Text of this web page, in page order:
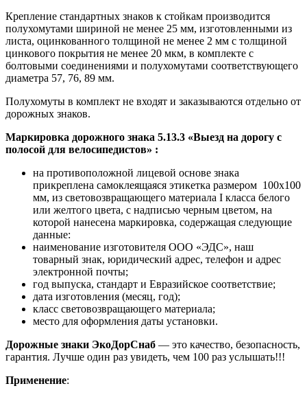
Крепление стандартных знаков к стойкам производится
полухомутами шириной не менее 25 мм, изготовленными из
листа, оцинкованного толщиной не менее 2 мм с толщиной
цинкового покрытия не менее 20 мкм, в комплекте с
болтовыми соединениями и полухомутами соответствующего
диаметра 57, 76, 89 мм.
Полухомуты в комплект не входят и заказываются отдельно от
дорожных знаков.
Маркировка дорожного знака 5.13.3 «Выезд на дорогу с
полосой для велосипедистов» :
на противоположной лицевой основе знака
прикреплена самоклеящаяся этикетка размером 100х100
мм, из световозвращающего материала I класса белого
или желтого цвета, с надписью черным цветом, на
которой нанесена маркировка, содержащая следующие
данные:
наименование изготовителя ООО «ЭДС», наш
товарный знак, юридический адрес, телефон и адрес
электронной почты;
год выпуска, стандарт и Евразийское соответствие;
дата изготовления (месяц, год);
класс световозвращающего материала;
место для оформления даты установки.
Дорожные знаки ЭкоДорСнаб — это качество, безопасность,
гарантия. Лучше один раз увидеть, чем 100 раз услышать!!!
Применение: